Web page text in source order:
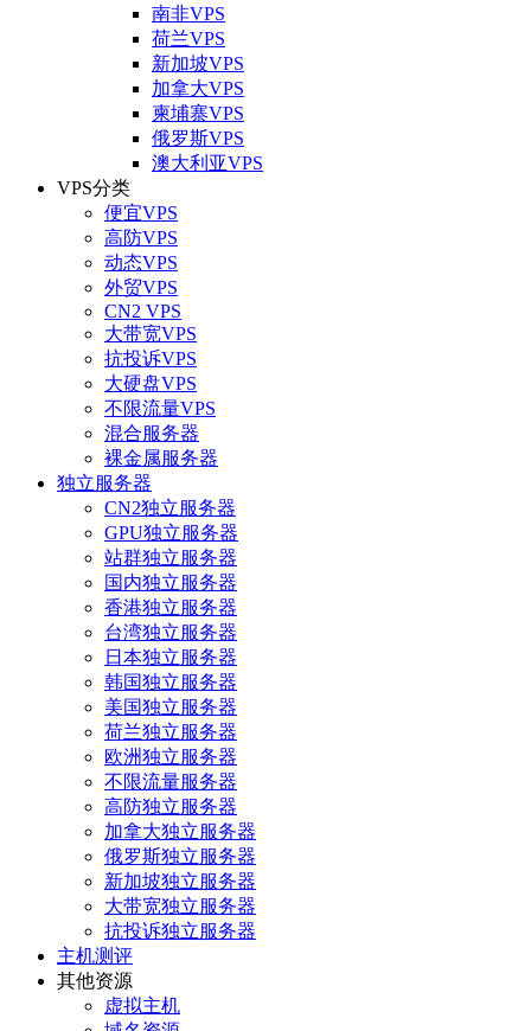
南非VPS
荷兰VPS
新加坡VPS
加拿大VPS
柬埔寨VPS
俄罗斯VPS
澳大利亚VPS
VPS分类
便宜VPS
高防VPS
动态VPS
外贸VPS
CN2 VPS
大带宽VPS
抗投诉VPS
大硬盘VPS
不限流量VPS
混合服务器
裸金属服务器
独立服务器
CN2独立服务器
GPU独立服务器
站群独立服务器
国内独立服务器
香港独立服务器
台湾独立服务器
日本独立服务器
韩国独立服务器
美国独立服务器
荷兰独立服务器
欧洲独立服务器
不限流量服务器
高防独立服务器
加拿大独立服务器
俄罗斯独立服务器
新加坡独立服务器
大带宽独立服务器
抗投诉独立服务器
主机测评
其他资源
虚拟主机